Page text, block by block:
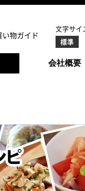
い物ガイド
文字サイ
標準
会社概要